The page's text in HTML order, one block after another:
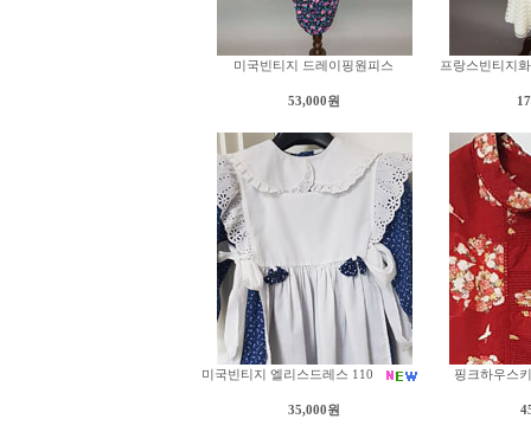
미국빈티지 드레이핑원피스
53,000원
프랑스빈티지
미국빈티지 엘리스드레스 110
35,000원
핑크하우스